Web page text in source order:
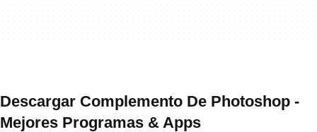
Descargar Complemento De Photoshop -
Mejores Programas & Apps